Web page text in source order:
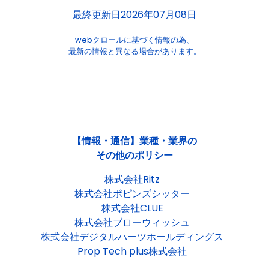
最終更新日2026年07月08日
webクロールに基づく情報の為、
最新の情報と異なる場合があります。
【情報・通信】業種・業界の
その他のポリシー
株式会社Ritz
株式会社ポピンズシッター
株式会社CLUE
株式会社ブローウィッシュ
株式会社デジタルハーツホールディングス
Prop Tech plus株式会社